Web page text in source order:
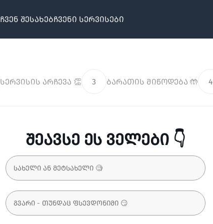
ჩვენ შესახებჩვენი სერვისები
სერვისის არჩევა 👏 3 ბარათის მიწოდება 🤲 4
შეავსე ეს ველები 👇